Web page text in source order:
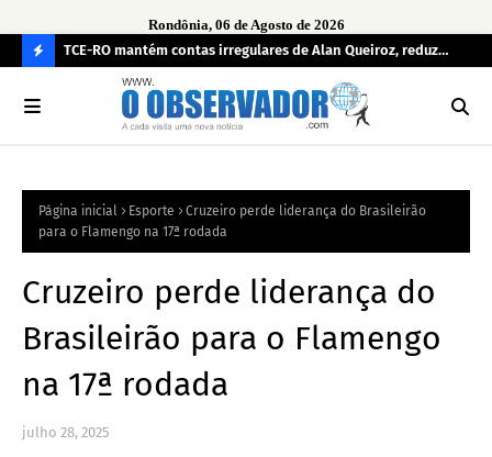
Rondônia, 06 de Agosto de 2026
O
R
TCE-RO mantém contas irregulares de Alan Queiroz, reduz
multa e caso pode gerar Inelegibilidade
Página inicial Esporte
Cruzeiro perde liderança do Brasileirão
para o Flamengo na 17ª rodada
Cruzeiro perde liderança do
Brasileirão para o Flamengo
na 17ª rodada
julho 28, 2025